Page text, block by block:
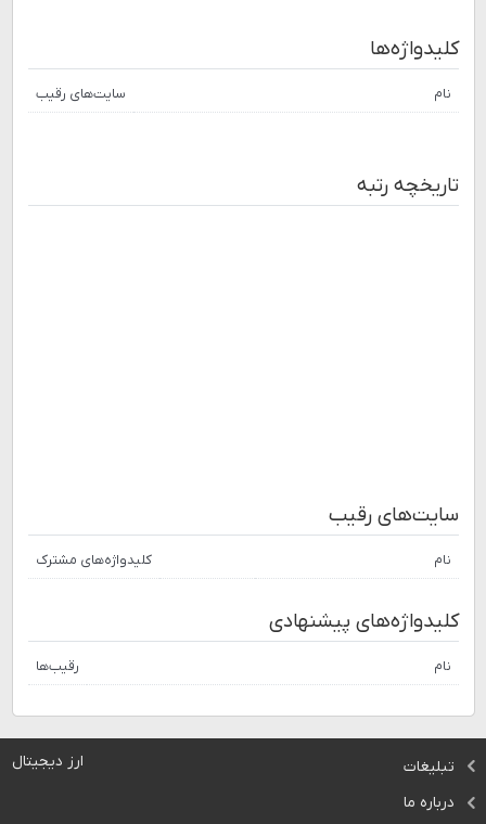
کلیدواژه‌ها
نام سایت‌های رقیب
تاریخچه رتبه
سایت‌های رقیب
نام کلیدواژه‌های مشترک
کلیدواژه‌های پیشنهادی
نام رقیب‌ها
ارز دیجیتال
تبلیغات
درباره ما